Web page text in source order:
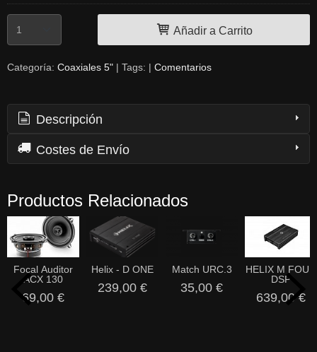
Añadir a Carrito
Categoría: Coaxiales 5" | Tags: | Comentarios
Descripción
Costes de Envío
Productos Relacionados
Focal Auditor
ACX 130
69,00 €
Helix - D ONE
239,00 €
Match URC.3
35,00 €
HELIX M FOUR
DSP
639,00 €